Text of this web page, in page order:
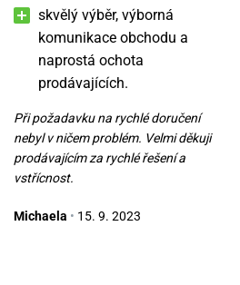
skvělý výběr, výborná
komunikace obchodu a
naprostá ochota
prodávajících.
Při požadavku na rychlé doručení
nebyl v ničem problém. Velmi děkuji
prodávajícím za rychlé řešení a
vstřícnost.
Michaela • 15. 9. 2023